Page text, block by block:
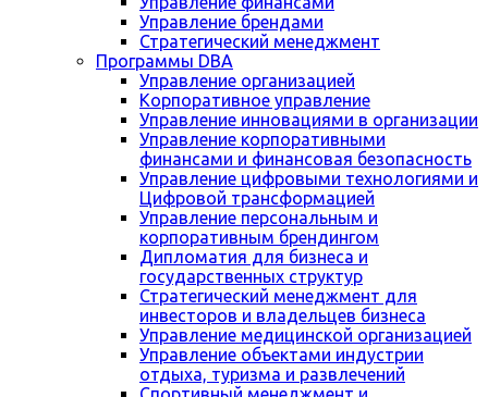
Управление брендами
Стратегический менеджмент
Программы DBA
Управление организацией
Корпоративное управление
Управление инновациями в организации
Управление корпоративными
финансами и финансовая безопасность
Управление цифровыми технологиями и
Цифровой трансформацией
Управление персональным и
корпоративным брендингом
Дипломатия для бизнеса и
государственных структур
Стратегический менеджмент для
инвесторов и владельцев бизнеса
Управление медицинской организацией
Управление объектами индустрии
отдыха, туризма и развлечений